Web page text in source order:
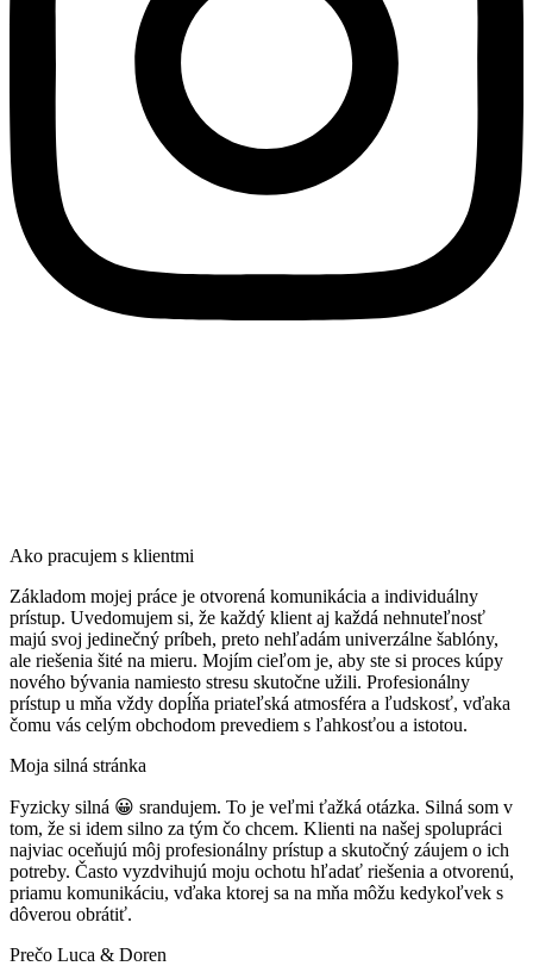
Ako pracujem s klientmi
Základom mojej práce je otvorená komunikácia a individuálny
prístup. Uvedomujem si, že každý klient aj každá nehnuteľnosť
majú svoj jedinečný príbeh, preto nehľadám univerzálne šablóny,
ale riešenia šité na mieru. Mojím cieľom je, aby ste si proces kúpy
nového bývania namiesto stresu skutočne užili. Profesionálny
prístup u mňa vždy dopĺňa priateľská atmosféra a ľudskosť, vďaka
čomu vás celým obchodom prevediem s ľahkosťou a istotou.
Moja silná stránka
Fyzicky silná 😀 srandujem. To je veľmi ťažká otázka. Silná som v
tom, že si idem silno za tým čo chcem. Klienti na našej spolupráci
najviac oceňujú môj profesionálny prístup a skutočný záujem o ich
potreby. Často vyzdvihujú moju ochotu hľadať riešenia a otvorenú,
priamu komunikáciu, vďaka ktorej sa na mňa môžu kedykoľvek s
dôverou obrátiť.
Prečo Luca & Doren